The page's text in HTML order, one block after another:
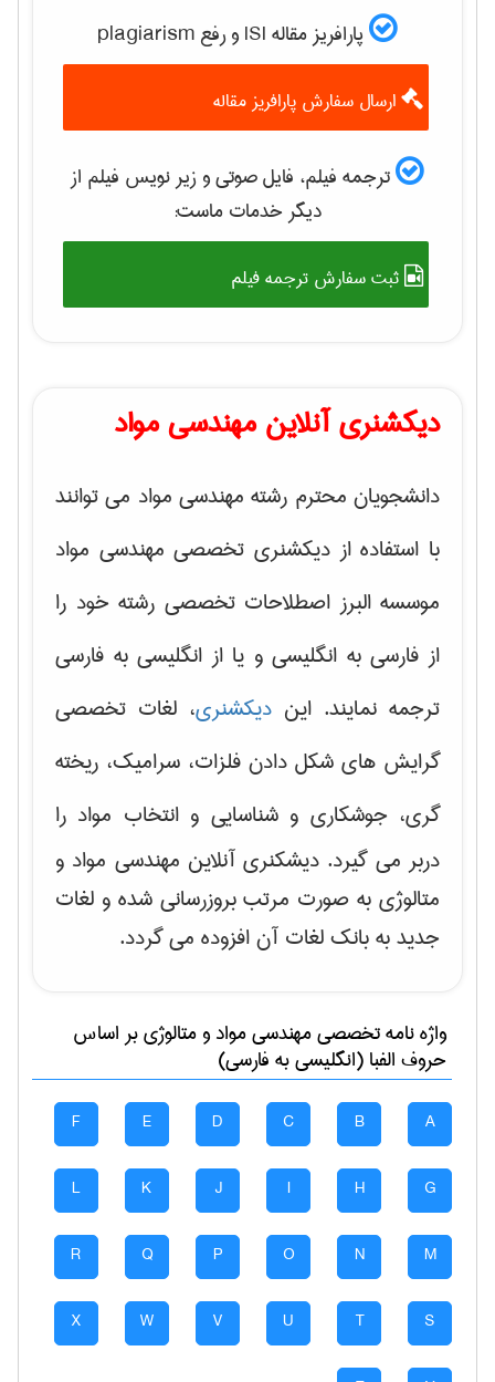
پارافریز مقاله ISI و رفع plagiarism
ارسال سفارش پارافریز مقاله
ترجمه فیلم، فایل صوتی و زیر نویس فیلم از
دیگر خدمات ماست:
ثبت سفارش ترجمه فیلم
دیکشنری آنلاین مهندسی مواد
دانشجویان محترم رشته مهندسی مواد می توانند
با استفاده از دیکشنری تخصصی مهندسی مواد
موسسه البرز اصطلاحات تخصصی رشته خود را
از فارسی به انگلیسی و یا از انگلیسی به فارسی
ترجمه نمایند. این دیکشنری، لغات تخصصی
گرایش های شکل دادن فلزات، سرامیک، ریخته
گری، جوشکاری و شناسایی و انتخاب مواد را
دربر می گیرد. دیشکنری آنلاین مهندسی مواد و
متالوژی به صورت مرتب بروزرسانی شده و لغات
جدید به بانک لغات آن افزوده می گردد.
واژه نامه تخصصیمهندسی مواد و متالوژیبر اساس
حروف الفبا (انگلیسی به فارسی)
A
B
C
D
E
F
G
H
I
J
K
L
M
N
O
P
Q
R
S
T
U
V
W
X